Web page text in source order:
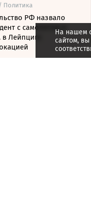
/ Политика
РФ назвало
с самолетом и
Лейпциге
На нашем
сайтом,